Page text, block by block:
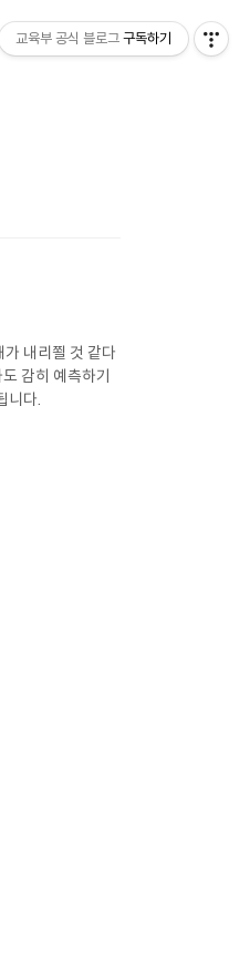
내리쬘 것 같다
감히 예측하기
니다.
교육부 공식 블로그 구독하기